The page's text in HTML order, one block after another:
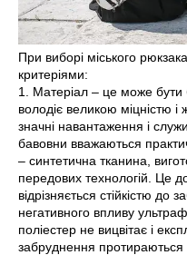
При виборі міського
критеріями:
1. Матеріал – це може бути
володіє великою міцністю
значні навантаження і
бавовни вважаються
– синтетична тканина,
передових технологій. Це
відрізняється стійкістю до
негативного впливу
поліестер не вицвітає і
забруднення